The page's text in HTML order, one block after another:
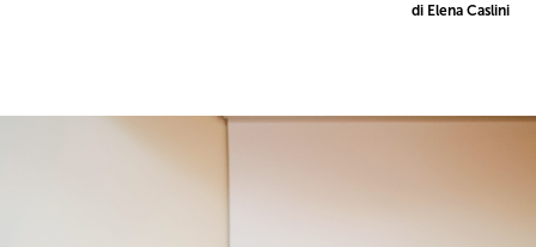
di Elena Caslini